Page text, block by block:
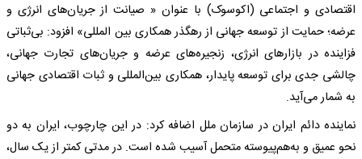
اقتصادی و اجتماعی (اکوسوک) با عنوان « صیانت از جریان‌های انرژی و
عرضه؛ حمایت از توسعه جهانی از رهگذر همکاری بین المللی» افزود: بی‌ثباتی
فزاینده در بازارهای انرژی، زنجیره‌های عرضه و جریان‌های تجارت جهانی،
چالشی جدی برای توسعه پایدار، همکاری بین‌المللی و ثبات اقتصادی جهانی
به شمار می‌آید.
نماینده دائم ایران در سازمان ملل اضافه کرد: در این چارچوب، ایران به دو
نحو عمیق و به‌هم‌پیوسته متحمل آسیب شده است. در مدتی کمتر از یک سال،